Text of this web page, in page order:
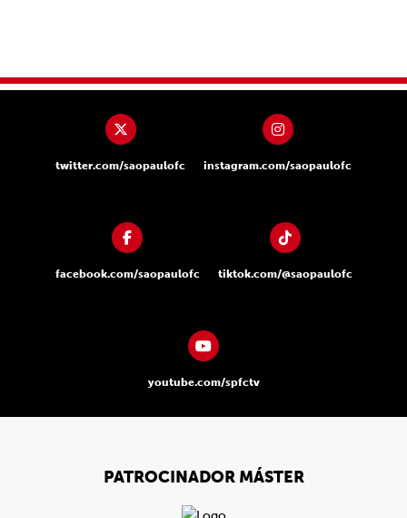
twitter.com/saopaulofc instagram.com/saopaulofc
facebook.com/saopaulofc tiktok.com/@saopaulofc
youtube.com/spfctv
PATROCINADOR MÁSTER